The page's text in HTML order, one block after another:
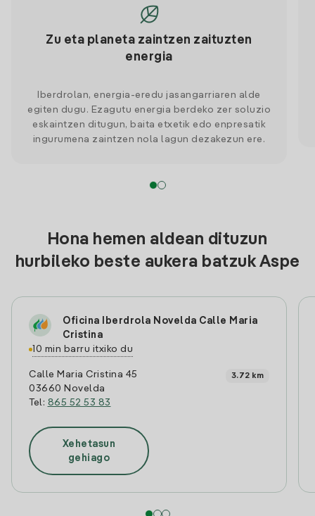
Zu eta planeta zaintzen zaituzten
energia
Iberdrolan, energia-eredu jasangarriaren alde
egiten dugu. Ezagutu energia berdeko zer soluzio
eskaintzen ditugun, baita etxetik edo enpresatik
ingurumena zaintzen nola lagun dezakezun ere.
Hona hemen aldean dituzun
hurbileko beste aukera batzuk Aspe
Oficina Iberdrola Novelda Calle Maria
Cristina
10 min barru itxiko du
Calle Maria Cristina 45
03660 Novelda
Tel: 865 52 53 83
3.72 km
Xehetasun
gehiago